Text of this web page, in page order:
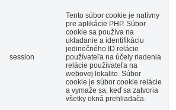
session
Tento súbor cookie je natívny
pre aplikácie PHP. Súbor
cookie sa používa na
ukladanie a identifikáciu
jedinečného ID relácie
používateľa na účely riadenia
relácie používateľa na
webovej lokalite. Súbor
cookie je súbor cookie relácie
a vymaže sa, keď sa zatvoria
všetky okná prehliadača.